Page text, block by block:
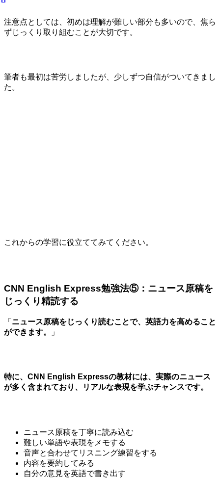
注意点としては、初めは理解が難しい部分も多いので、焦ら
ずじっくり取り組むことが大切です。
筆者も最初は苦労しましたが、少しずつ自信がついてきまし
た。
これからの学習に役立ててみてください。
CNN English Express勉強法⑤：ニュース原稿を
じっくり精読する
「 ニュース原稿をじっくり読むことで、英語力を高めること
ができます。
」
特に、CNN English Expressの教材には、実際のニュース
が多く含まれており、リアルな表現を学ぶチャンスです。
ニュース原稿を丁寧に読み込む
難しい単語や表現をメモする
音声と合わせてリスニング練習をする
内容を要約してみる
自分の意見を英語で書き出す